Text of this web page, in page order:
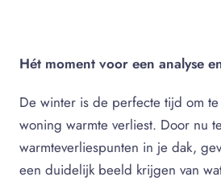
Hét moment voor een analyse
De winter is de perfecte tijd om
woning warmte verliest. Door nu
warmteverliespunten in je dak,
een duidelijk beeld krijgen van